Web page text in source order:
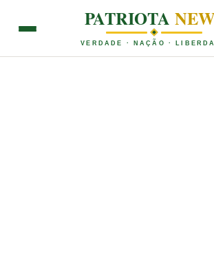
PATRIOTA
VERDADE · NAÇÃO ·